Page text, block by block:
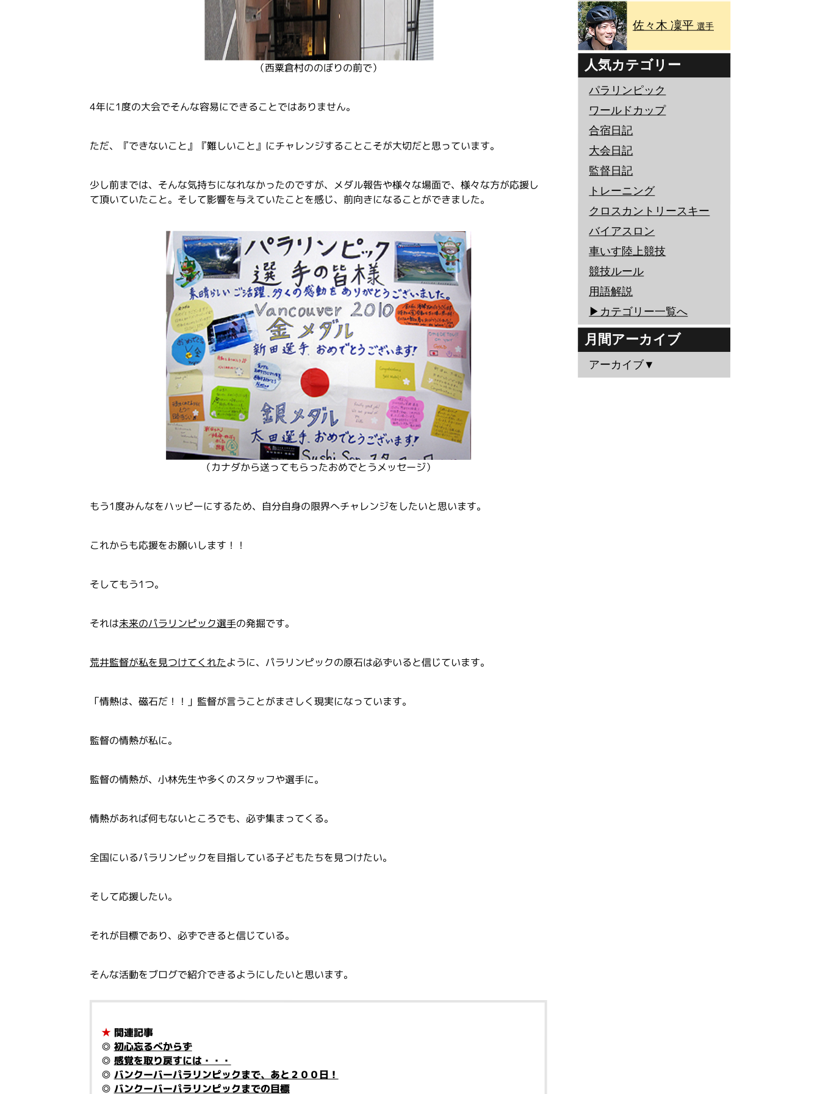
（西粟倉村ののぼりの前で）
4年に1度の大会でそんな容易にできることではありません。
ただ、『できないこと』『難しいこと』にチャレンジすることこそが大切だと思っています。
少し前までは、そんな気持ちになれなかったのですが、メダル報告や様々な場面で、様々な方が応援し
て頂いていたこと。そして影響を与えていたことを感じ、前向きになることができました。
（カナダから送ってもらったおめでとうメッセージ）
もう1度みんなをハッピーにするため、自分自身の限界へチャレンジをしたいと思います。
これからも応援をお願いします！！
そしてもう1つ。
それは未来のパラリンピック選手の発掘です。
荒井監督が私を見つけてくれたように、パラリンピックの原石は必ずいると信じています。
「情熱は、磁石だ！！」監督が言うことがまさしく現実になっています。
監督の情熱が私に。
監督の情熱が、小林先生や多くのスタッフや選手に。
情熱があれば何もないところでも、必ず集まってくる。
全国にいるパラリンピックを目指している子どもたちを見つけたい。
そして応援したい。
それが目標であり、必ずできると信じている。
そんな活動をブログで紹介できるようにしたいと思います。
★ 関連記事
◎ 初心忘るべからず
◎ 感覚を取り戻すには・・・
◎ バンクーバーパラリンピックまで、あと２００日！
◎ バンクーバーパラリンピックまでの目標
佐々木 凜平選手
人気カテゴリー
パラリンピック
ワールドカップ
合宿日記
大会日記
監督日記
トレーニング
クロスカントリースキー
バイアスロン
車いす陸上競技
競技ルール
用語解説
▶︎カテゴリー一覧へ
月間アーカイブ
アーカイブ▼